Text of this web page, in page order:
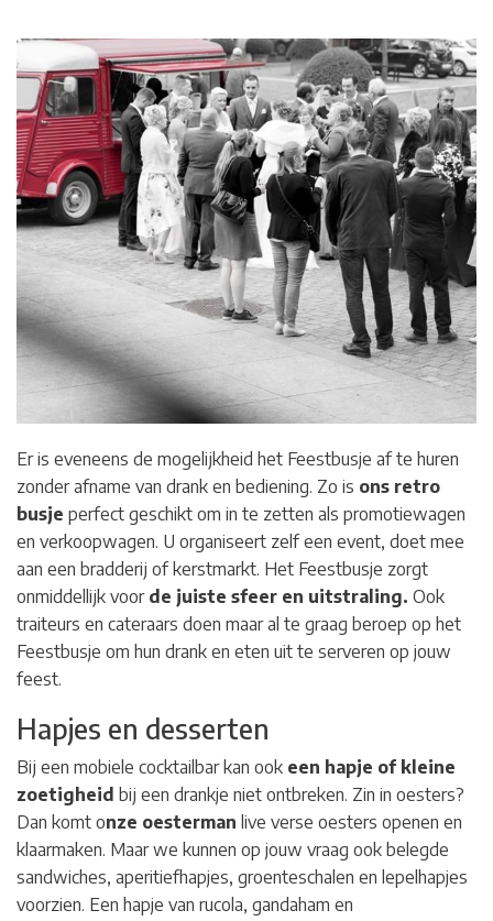
Er is eveneens de mogelijkheid het Feestbusje af te huren
zonder afname van drank en bediening. Zo is ons retro
busje perfect geschikt om in te zetten als promotiewagen
en verkoopwagen. U organiseert zelf een event, doet mee
aan een bradderij of kerstmarkt. Het Feestbusje zorgt
onmiddellijk voor de juiste sfeer en uitstraling. Ook
traiteurs en cateraars doen maar al te graag beroep op het
Feestbusje om hun drank en eten uit te serveren op jouw
feest.
Hapjes en desserten
Bij een mobiele cocktailbar kan ook een hapje of kleine
zoetigheid bij een drankje niet ontbreken. Zin in oesters?
Dan komt onze oesterman live verse oesters openen en
klaarmaken. Maar we kunnen op jouw vraag ook belegde
sandwiches, aperitiefhapjes, groenteschalen en lepelhapjes
voorzien. Een hapje van rucola, gandaham en